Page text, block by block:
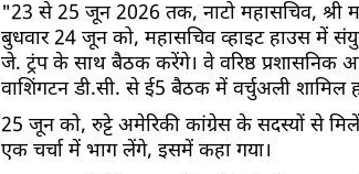
"23 से 25 जून 2026 तक, नाटो महासचिव, श्री
बुधवार 24 जून को, महासचिव व्हाइट हाउस में
जे. ट्रंप के साथ बैठक करेंगे। वे वरिष्ठ प्रशासनिक
वाशिंगटन डी.सी. से ई5 बैठक में वर्चुअली शामिल
25 जून को, रुट्टे अमेरिकी कांग्रेस के सदस्यों से
एक चर्चा में भाग लेंगे, इसमें कहा गया।